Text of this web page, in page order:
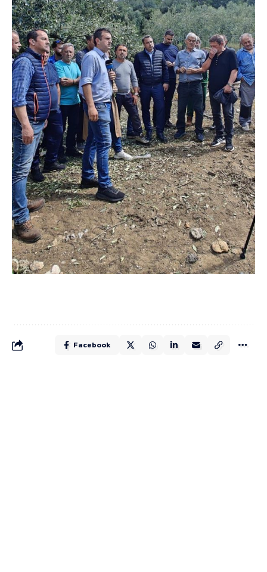
Facebook